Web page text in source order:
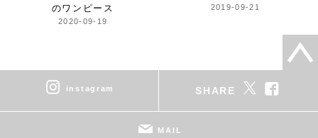
のワンピース
2020-09-19
2019-09-21
instagram SHARE
MAIL